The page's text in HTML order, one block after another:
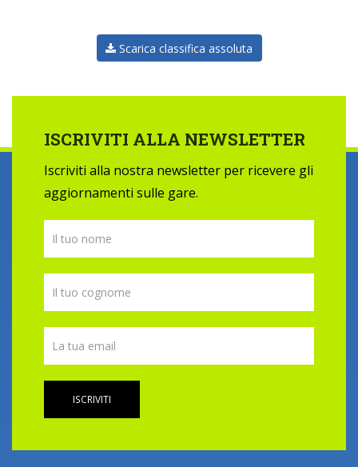
Scarica classifica assoluta
ISCRIVITI ALLA NEWSLETTER
Iscriviti alla nostra newsletter per ricevere gli
aggiornamenti sulle gare.
ISCRIVITI